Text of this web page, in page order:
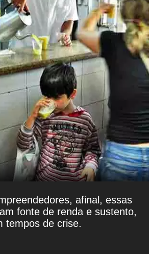
afinal, essas
fonte de renda e sustento,
tempos de crise.